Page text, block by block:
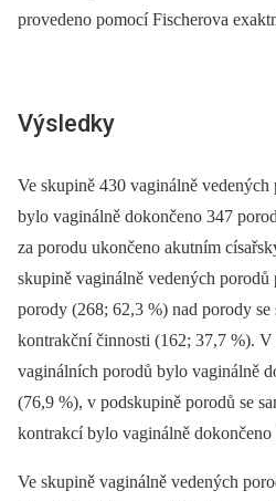
provedeno pomocí Fischerova
Výsledky
Ve skupině 430 vaginálně
bylo vaginálně dokončeno 347
za porodu ukončeno akutním
skupině vaginálně vedených
porody (268; 62,3 %) nad porody se
kontrakční činnosti (162; 37,7 %).
vaginálních porodů bylo vaginálně
(76,9 %), v podskupině porodů se
kontrakcí bylo vaginálně
Ve skupině vaginálně vedených